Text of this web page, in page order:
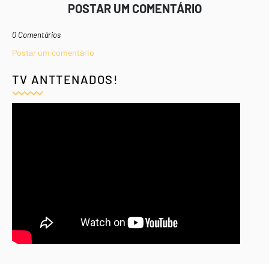
POSTAR UM COMENTÁRIO
0 Comentários
Postar um comentário
TV ANTTENADOS!